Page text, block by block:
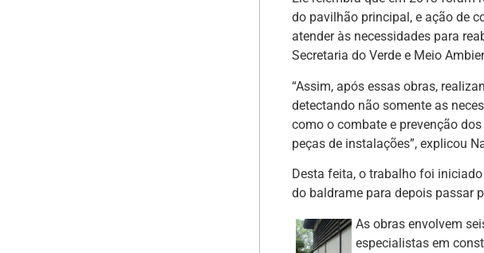
do pavilhão principal, e ação de
atender às necessidades para
Secretaria do Verde e Meio
“Assim, após essas obras,
detectando não somente as
como o combate e prevenção
peças de instalações”, explicou
Desta feita, o trabalho foi
do baldrame para depois passar
As obras envolvem
especialistas em